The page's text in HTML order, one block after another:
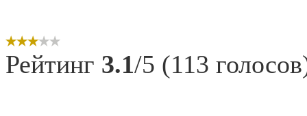
Рейтинг 3.1/5 (113